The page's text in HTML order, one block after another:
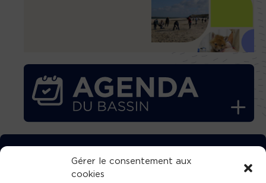
Gérer le consentement aux
cookies
TÉLÉCHARGEZ GRATUITEMENT